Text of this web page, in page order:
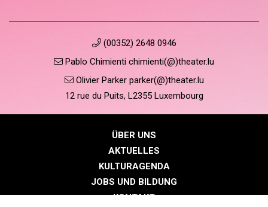
(00352) 2648 0946
Pablo Chimienti chimienti(@)theater.lu
Olivier Parker parker(@)theater.lu
12 rue du Puits, L2355 Luxembourg
ÜBER UNS
AKTUELLES
KULTURAGENDA
JOBS UND BILDUNG
KONTAKT